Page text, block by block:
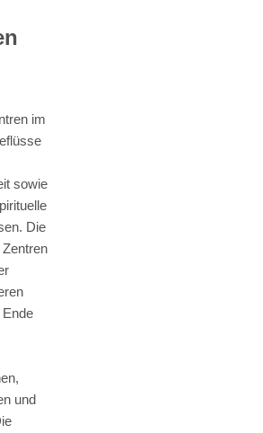
im
sowie
Die
und